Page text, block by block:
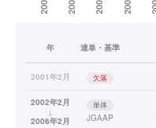
年 連単・基準
2001年2月 欠落
2002年2月
↓
2006年2月
単体
JGAAP